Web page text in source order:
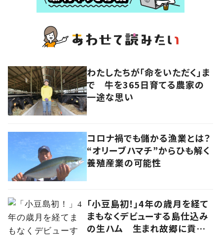
わたしたちが「命をいただく」ま
で 牛を365日育てる農家の
一途な思い
コロナ禍でも儲かる漁業とは？
“オリーブハマチ”からひも解く
養殖産業の可能性
「小豆島初！」4年の歳月を経て
まもなくデビューする島仕込み
の生ハム 生まれ故郷に貢献